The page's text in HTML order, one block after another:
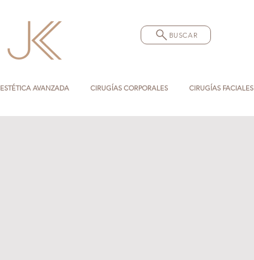
ESTÉTICA AVANZADA CIRUGÍAS CORPORALES CIRUGÍAS FACIALES
BUSCAR